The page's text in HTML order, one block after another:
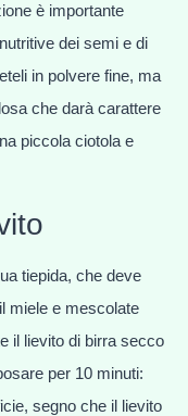
è importante
dei semi e di
in polvere fine, ma
che darà carattere
piccola ciotola e
tiepida, che deve
miele e mescolate
il lievito di birra secco
per 10 minuti:
segno che il lievito